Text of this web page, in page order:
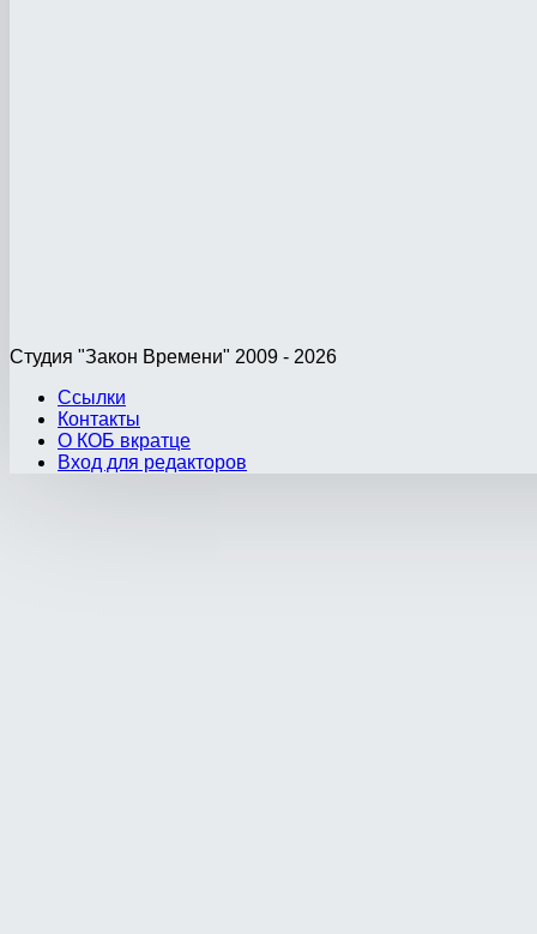
Студия "Закон Времени" 2009 - 2026
Ссылки
Контакты
О КОБ вкратце
Вход для редакторов